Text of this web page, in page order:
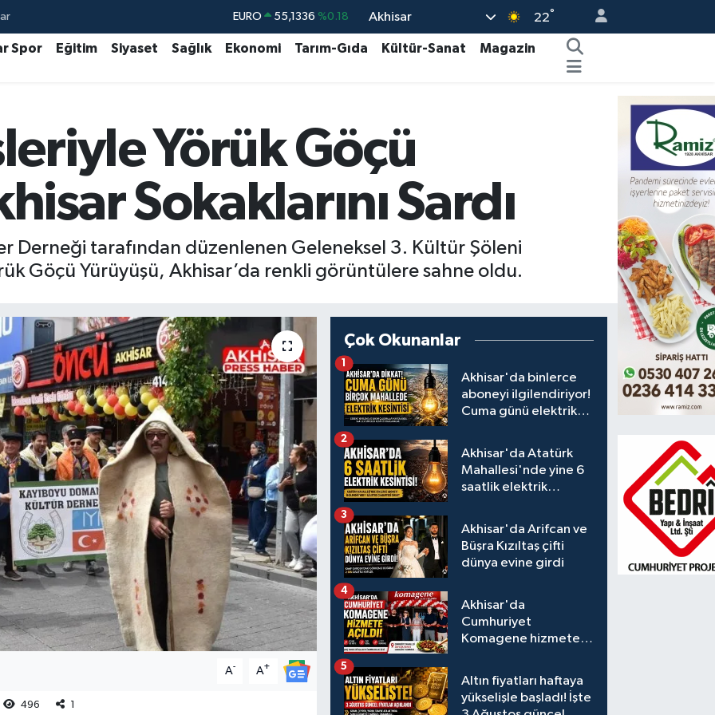
STERLİN 64,2534 %0.22
GRAM ALTIN 6527.85 %0.54
DOLAR 47,5971 %0.05
EURO 55,1336 %0.18
Akhisar 22°
Spor Eğitim Siyaset Sağlık Ekonomi Tarım-Gıda Kültür-Sanat
Magazin
Yörük Göçü
Sokaklarını Sardı
Derneği tarafından düzenlenen Geleneksel 3. Kültür Şöleni
Göçü Yürüyüşü, Akhisar’da renkli görüntülere sahne oldu.
A- A+
496
Çok Okunanlar
Akhisar'da binlerce
aboneyi ilgilendiriyor!
Cuma günü elektrik
1
Akhisar'da Atatürk
Mahallesi'nde yine 6
saatlik elektrik
2
Akhisar'da Arifcan ve
Büşra Kızıltaş çifti
dünya evine girdi
3
Akhisar'da
Cumhuriyet
Komagene hizmete
4
Altın fiyatları haftaya
yükselişle başladı! İşte
5